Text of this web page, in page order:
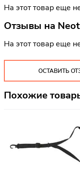
На этот товар еще
Отзывы на
На этот товар еще
ОСТАВИТЬ
Похожие